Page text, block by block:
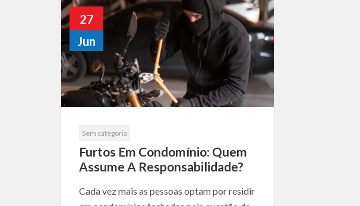
27
Jun
Sem categoria
Furtos Em Condomínio: Quem
Assume A Responsabilidade?
Cada vez mais as pessoas optam por residir